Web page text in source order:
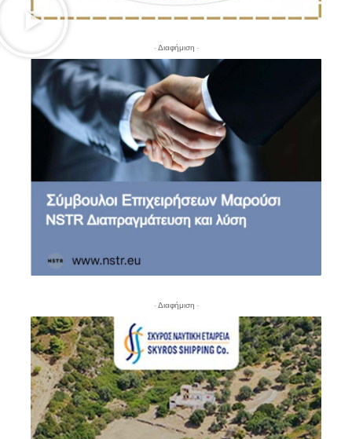
- Διαφήμιση -
- Διαφήμιση -